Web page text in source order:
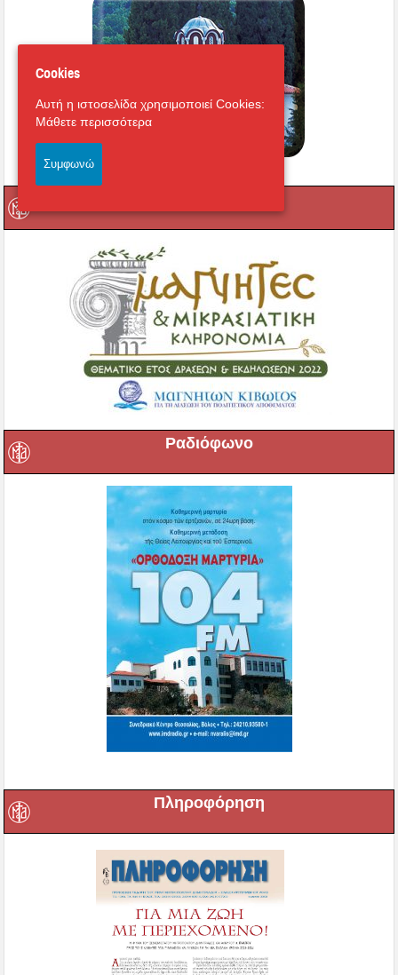
Ραδιόφωνο
Πληροφόρηση
Cookies
Αυτή η ιστοσελίδα χρησιμοποιεί Cookies:
Μάθετε περισσότερα
Συμφωνώ